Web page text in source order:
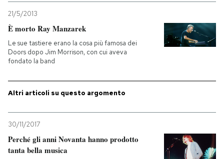
21/5/2013
È morto Ray Manzarek
Le sue tastiere erano la cosa più famosa dei
Doors dopo Jim Morrison, con cui aveva
fondato la band
Altri articoli su questo argomento
30/11/2017
Perché gli anni Novanta hanno prodotto
tanta bella musica